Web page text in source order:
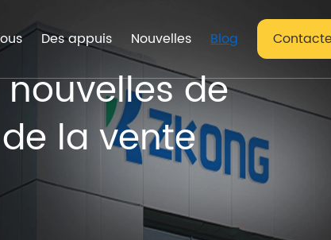
Des appuis Nouvelles Blog
de
la vente